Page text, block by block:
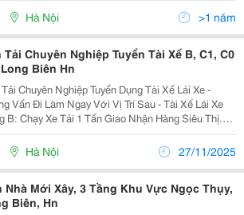
Hà Nội >1 năm
Tải Chuyên Nghiệp Tuyển Tài Xế B, C1, C0
Biên Hn
Chuyên Nghiệp Tuyển Dụng Tài Xế Lái Xe -
Vấn Đi Làm Ngay Với Vị Trí Sau - Tài Xế Lái Xe
B: Chạy Xe Tải 1 Tấn Giao Nhận Hàng Siêu Thị.
14&Ndash; 18 Triệu/Tháng - Tài Xế Lái Xe
C1: Chạy Xe Tải 1.9 Tấn Đến 3.5 Tấn...
Hà Nội 27/11/2025
Nhà Mới Xây, 3 Tầng Khu Vực Ngọc Thụy,
Biên, Hn